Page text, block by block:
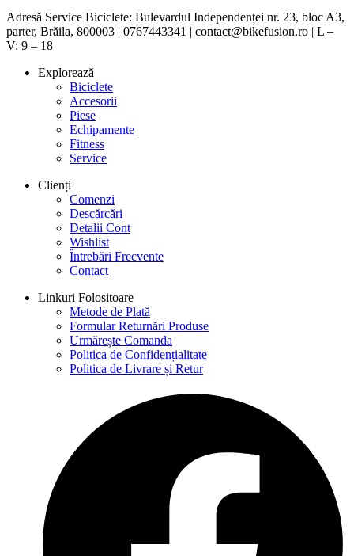
Adresă Service Biciclete: Bulevardul Independenței nr. 23, bloc A3,
parter, Brăila, 800003 | 0767443341 | contact@bikefusion.ro | L –
V: 9 – 18
Explorează
Biciclete
Accesorii
Piese
Echipamente
Fitness
Service
Clienți
Comenzi
Descărcări
Detalii Cont
Wishlist
Întrebări Frecvente
Contact
Linkuri Folositoare
Metode de Plată
Formular Returnări Produse
Urmărește Comanda
Politica de Confidențialitate
Politica de Livrare și Retur